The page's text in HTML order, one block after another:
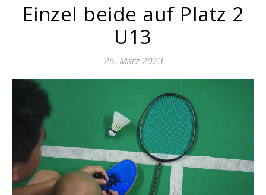
Einzel beide auf Platz 2
U13
26. März 2023